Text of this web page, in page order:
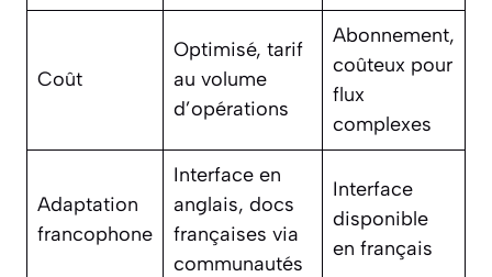
Coût
Optimisé, tarif
au volume
d’opérations
Abonnement,
coûteux pour
flux
complexes
Adaptation
francophone
Interface en
anglais, docs
françaises via
communautés
Interface
disponible
en français